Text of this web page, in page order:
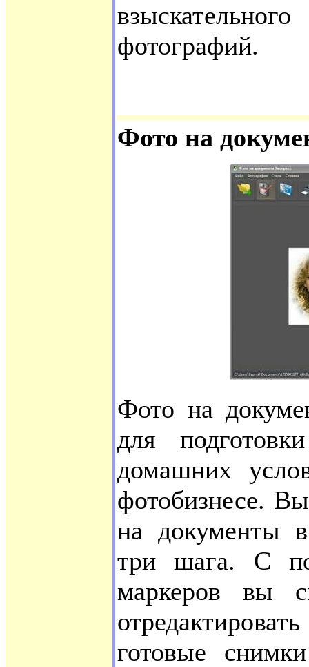
фотографий.
Фото на
Фото на
для
домашних
фотобизнесе.
на документы
три шага. С
маркеров вы
готовые